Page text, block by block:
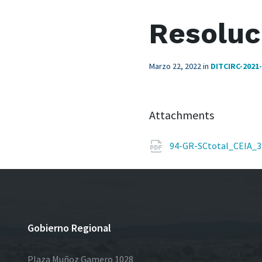
Marzo 22, 2022in DITCIRC-
Attachments
94-GR-
Gobierno Regional
Plaza Muñoz Gamero 1028